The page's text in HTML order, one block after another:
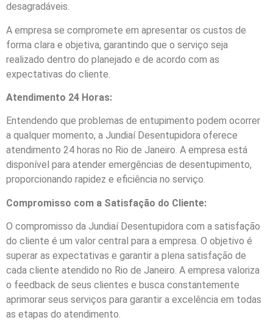
desagradáveis.
A empresa se compromete em apresentar os custos de
forma clara e objetiva, garantindo que o serviço seja
realizado dentro do planejado e de acordo com as
expectativas do cliente.
Atendimento 24 Horas:
Entendendo que problemas de entupimento podem ocorrer
a qualquer momento, a Jundiaí Desentupidora oferece
atendimento 24 horas no Rio de Janeiro. A empresa está
disponível para atender emergências de desentupimento,
proporcionando rapidez e eficiência no serviço.
Compromisso com a Satisfação do Cliente:
O compromisso da Jundiaí Desentupidora com a satisfação
do cliente é um valor central para a empresa. O objetivo é
superar as expectativas e garantir a plena satisfação de
cada cliente atendido no Rio de Janeiro. A empresa valoriza
o feedback de seus clientes e busca constantemente
aprimorar seus serviços para garantir a excelência em todas
as etapas do atendimento.